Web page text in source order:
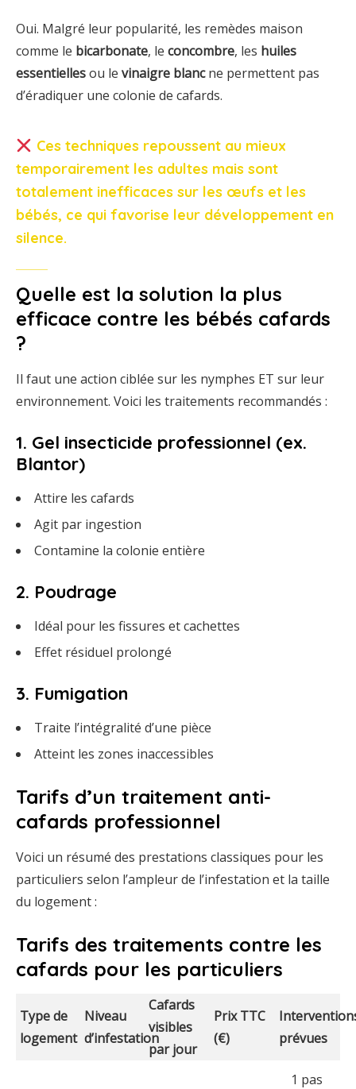
Oui. Malgré leur popularité, les remèdes maison
comme le bicarbonate, le concombre, les huiles
essentiellesou le vinaigre blanc ne permettent pas
d’éradiquer une colonie de cafards.
Ces techniques repoussent au mieux
temporairement les adultes mais sont
totalement inefficaces sur les œufs et les
bébés, ce qui favorise leur développement en
silence.
Quelle est la solution la plus
efficace contre les bébés cafards
?
Il faut une action ciblée sur les nymphes ET sur leur
environnement. Voici les traitements recommandés :
1. Gel insecticide professionnel (ex.
Blantor)
Attire les cafards
Agit par ingestion
Contamine la colonie entière
2. Poudrage
Idéal pour les fissures etcachettes
Effet résiduel prolongé
3. Fumigation
Traite l’intégralité d’une pièce
Atteint les zones inaccessibles
Tarifs d’un traitement anti-
cafards professionnel
Voici un résumé des prestations classiques pour les
particuliers selon l’ampleurde l’infestation et la taille
du logement :
Tarifs des traitements contre les
cafards pour les particuliers
Typede
logement
Niveau
d’infestation
Cafards
visibles
parjour
PrixTTC
(€)
prévues
1 pas